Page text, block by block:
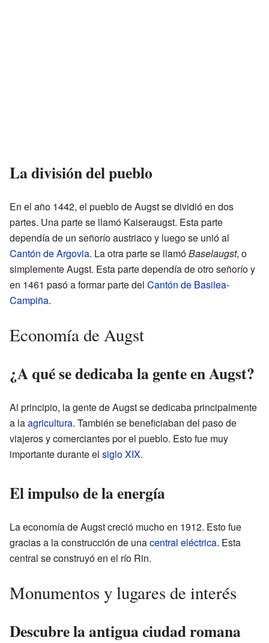
La división del pueblo
En el año 1442, el pueblo de Augst se dividió en dos
partes. Una parte se llamó Kaiseraugst. Esta parte
dependía de un señorío austriaco y luego se unió al
Cantón de Argovia. La otra parte se llamóBaselaugst, o
simplemente Augst. Esta parte dependía de otro señorío y
en 1461 pasó a formar parte del Cantón de Basilea-
Campiña.
Economía de Augst
¿A qué se dedicaba la gente en Augst?
Al principio, la gente de Augst se dedicaba principalmente
a laagricultura. También se beneficiaban del paso de
viajeros y comerciantes por el pueblo. Esto fue muy
importante durante el siglo XIX.
El impulso de la energía
La economía de Augst creció mucho en 1912. Esto fue
gracias a la construcción de unacentral eléctrica. Esta
central se construyó en el río Rin.
Monumentos y lugares de interés
Descubre la antigua ciudad romana